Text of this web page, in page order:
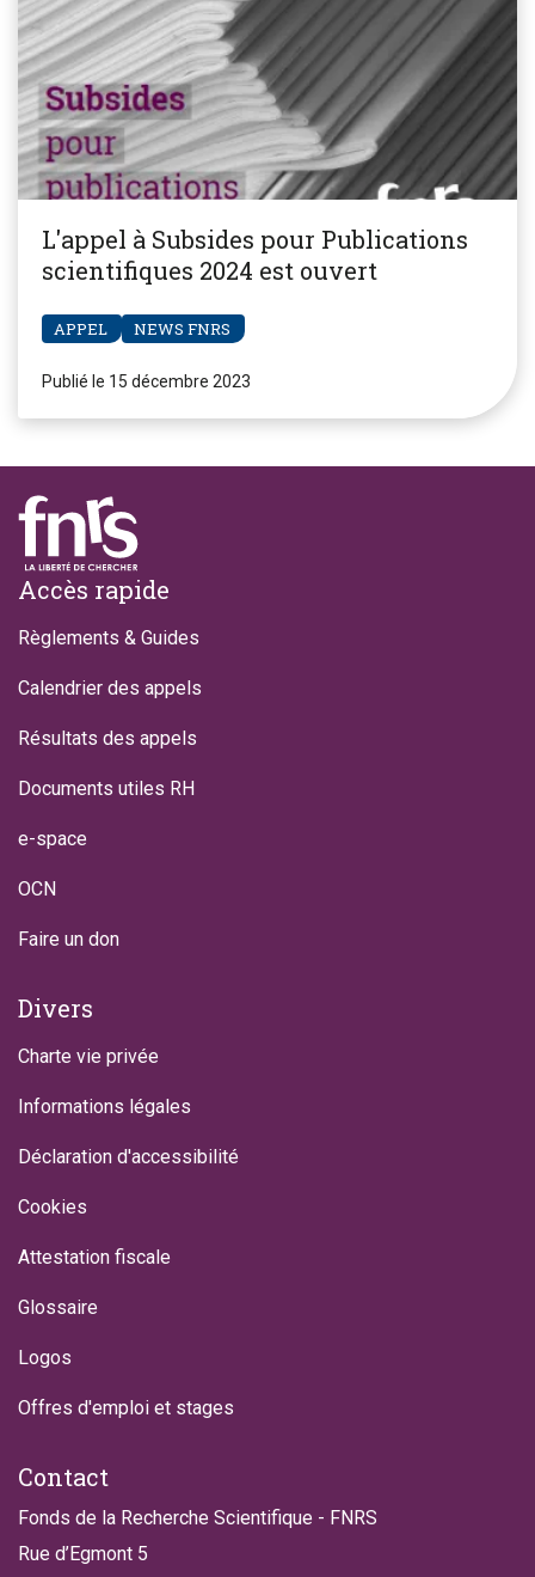
L'appel à Subsides pour Publications
scientifiques 2024 est ouvert
APPEL NEWS FNRS
Publié le 15 décembre 2023
Footer
Accès rapide
Règlements & Guides
Calendrier des appels
Résultats des appels
Documents utiles RH
e-space
OCN
Faire un don
Divers
Charte vie privée
Informations légales
Déclaration d'accessibilité
Cookies
Attestation fiscale
Glossaire
Logos
Offres d'emploi et stages
Contact
Fonds de la Recherche Scientifique - FNRS
Rue d’Egmont 5